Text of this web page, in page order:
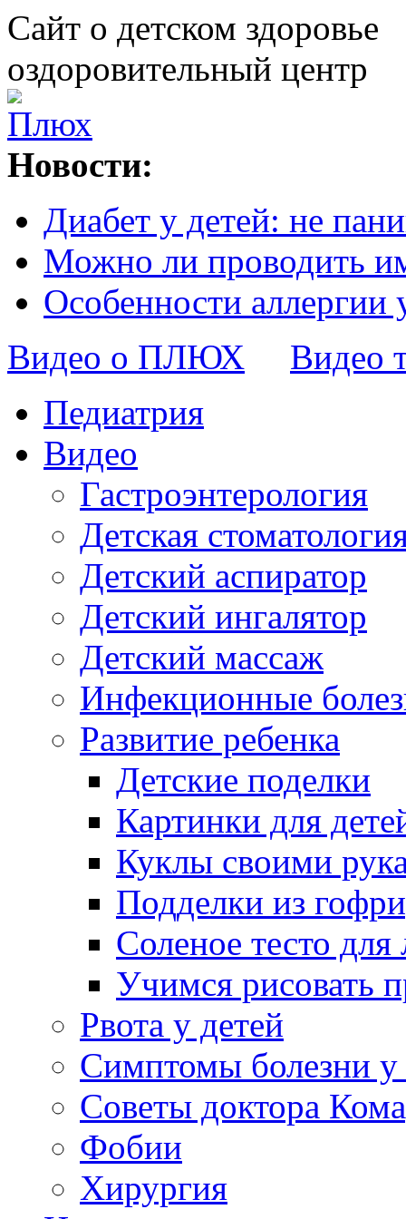
Сайт о детском здоровье
оздоровительный центр
Новости:
Диабет у детей: не
Можно ли проводить
Особенности аллергии
Видео о ПЛЮХ
Видео
Педиатрия
Видео
Гастроэнтерология
Детская
Детский аспиратор
Детский ингалятор
Детский массаж
Инфекционные
Развитие ребенка
Детские поделки
Картинки для
Куклы своими
Подделки из
Соленое тесто для
Учимся рисовать
Рвота у детей
Симптомы болезни у
Советы доктора
Фобии
Хирургия